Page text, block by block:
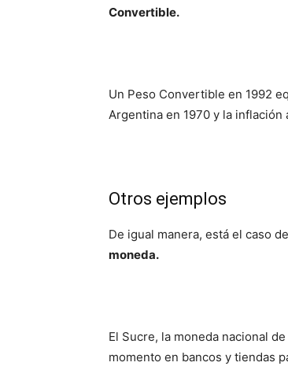
Convertible.
Un Peso Convertible en 1992
Argentina en 1970 y la inflación
Otros ejemplos
De igual manera, está el caso
moneda.
El Sucre, la moneda nacional
momento en bancos y tiendas